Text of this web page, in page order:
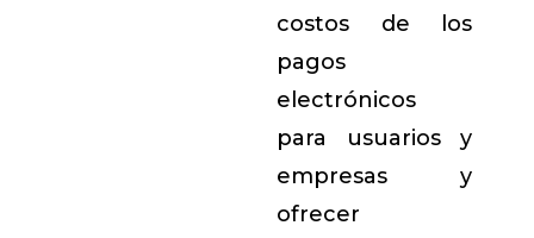
costos de los
pagos
electrónicos
para usuarios y
empresas y
ofrecer